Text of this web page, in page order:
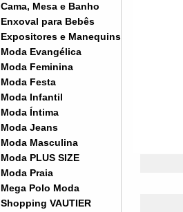
Cama, Mesa e Banho
Enxoval para Bebês
Expositores e Manequins
Moda Evangélica
Moda Feminina
Moda Festa
Moda Infantil
Moda Íntima
Moda Jeans
Moda Masculina
Moda PLUS SIZE
Moda Praia
Mega Polo Moda
Shopping VAUTIER